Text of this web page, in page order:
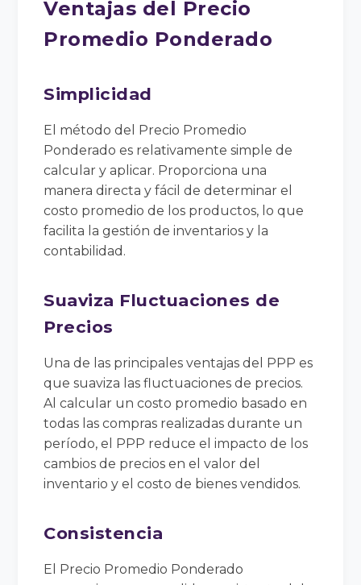
Ventajas del Precio
Promedio Ponderado
Simplicidad
El método del Precio Promedio
Ponderado es relativamente simple de
calcular y aplicar. Proporciona una
manera directa y fácil de determinar el
costo promedio de los productos, lo que
facilita la gestión de inventarios y la
contabilidad.
Suaviza Fluctuaciones de
Precios
Una de las principales ventajas del PPP es
que suaviza las fluctuaciones de precios.
Al calcular un costo promedio basado en
todas las compras realizadas durante un
período, el PPP reduce el impacto de los
cambios de precios en el valor del
inventario y el costo de bienes vendidos.
Consistencia
El Precio Promedio Ponderado